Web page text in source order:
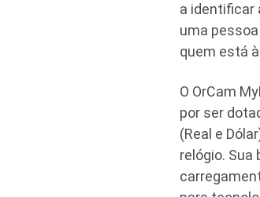
a identificar
uma
quem está
O OrCam
por ser
(Real e
relógio.